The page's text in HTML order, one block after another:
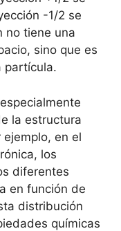
-1/2 se
no tiene una
sino que es
partícula.
la estructura
en el
los
diferentes
en función de
distribución
químicas